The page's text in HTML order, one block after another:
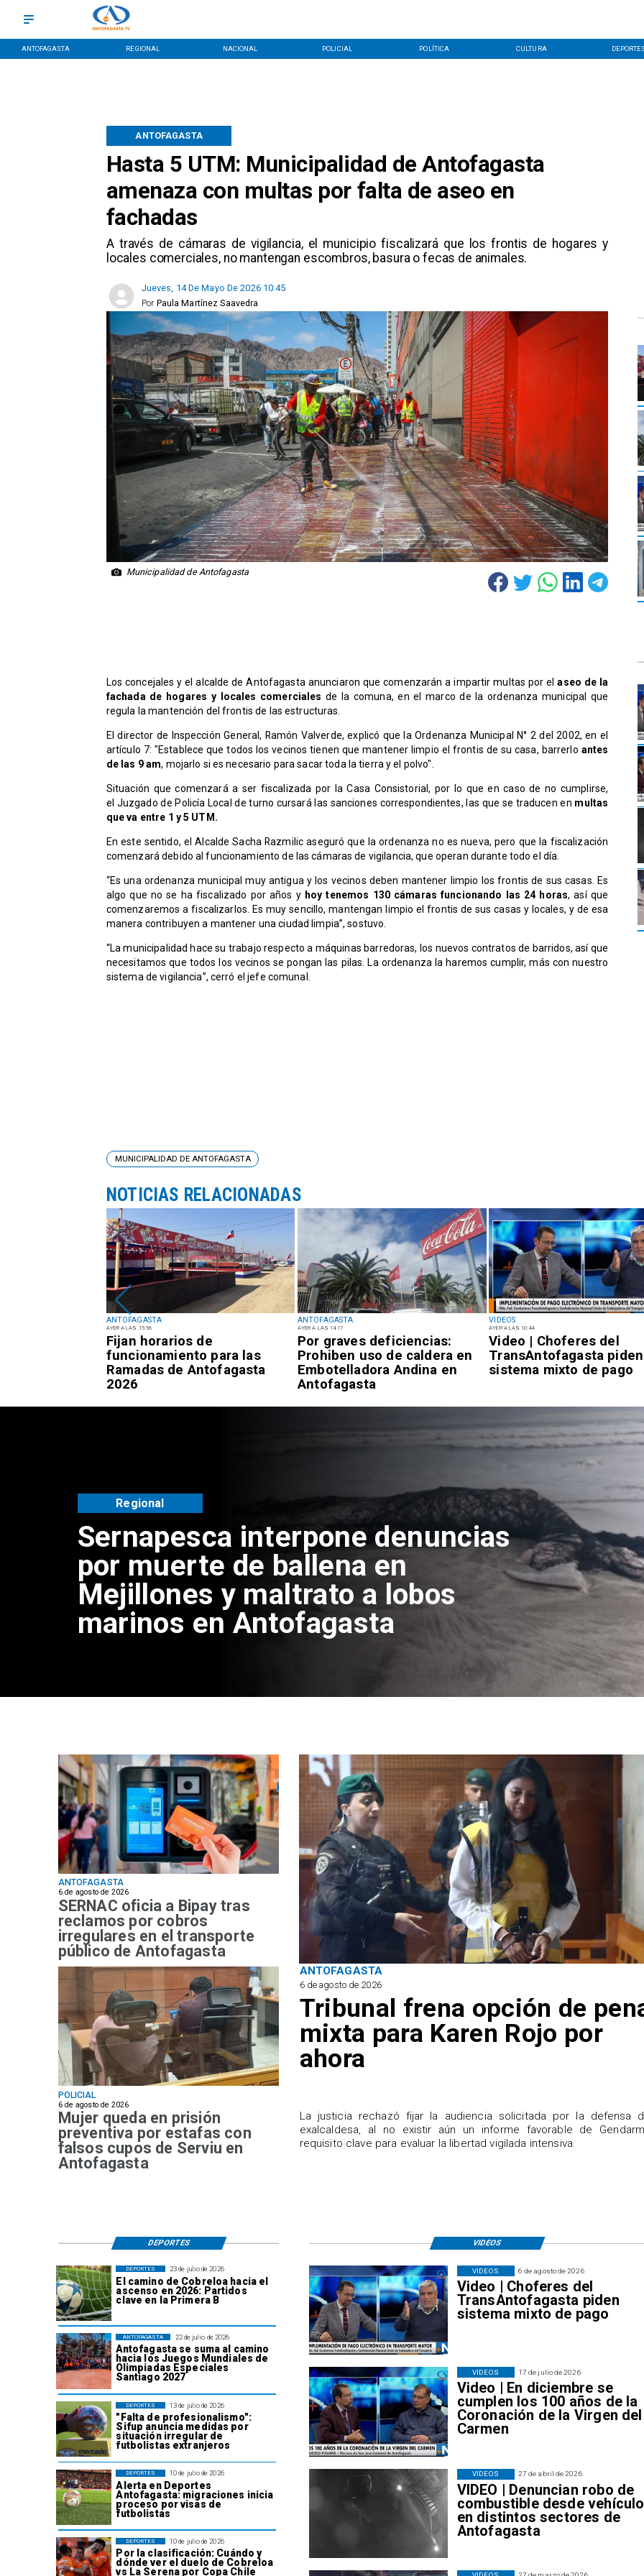
ANTOFAGASTA REGIONAL NACIONAL POLICIAL POLÍTICA CULTURA
Hasta 5 UTM: Municipalidad de Antofagasta
amenaza con multas por falta de aseo en
fachadas
A través de cámaras de vigilancia, el municipio fiscalizará que los frontis de hogares y
locales comerciales, no mantengan escombros, basura o fecas de animales.
ANTOFAGASTA
Jueves, 14 De Mayo De 2026 10:45
Paula Martínez Saavedra
Por
Municipalidad de Antofagasta
Los concejales y el alcalde de Antofagasta anunciaron que comenzarán a impartir multas por elaseo de la
fachada de hogares y locales comercialesde la comuna, en el marco de la ordenanza municipal que
regula la mantención del frontis de las estructuras.
El director de Inspección General, Ramón Valverde, explicó que la Ordenanza Municipal N° 2 del 2002, en el
artículo 7: "Establece que todos los vecinos tienen que mantener limpio el frontis de su casa, barrerlo antes
de las 9 am, mojarlo si es necesario para sacar toda la tierra y el polvo".
Situación que comenzará a ser fiscalizada por la Casa Consistorial, por lo que en caso de no cumplirse,
el Juzgado de Policía Local de turno cursará las sanciones correspondientes, las que se traducen en multas
que va entre 1 y 5 UTM.
En este sentido, el Alcalde Sacha Razmilic aseguró que la ordenanza no es nueva, pero que la fiscalización
comenzará debido al funcionamiento de las cámaras de vigilancia, que operan durante todo el día.
“Es una ordenanza municipal muy antigua y los vecinos deben mantener limpio los frontis de sus casas. Es
algo que no se ha fiscalizado por años y hoy tenemos 130 cámaras funcionando las 24 horas, así que
comenzaremos a fiscalizarlos. Es muy sencillo, mantengan limpio el frontis de sus casas y locales, y de esa
manera contribuyen a mantener una ciudad limpia”, sostuvo.
​“La municipalidad hace su trabajo respecto a máquinas barredoras, los nuevos contratos de barridos, así que
necesitamos que todos los vecinos se pongan las pilas. La ordenanza la haremos cumplir, más con nuestro
sistema de vigilancia”, cerró el jefe comunal.
ANTOFAGASTA
AYER A LAS 15:56
Fijan horarios de
funcionamiento para las
Ramadas de Antofagasta
2026
ANTOFAGASTA
AYER A LAS 14:17
Por graves deficiencias:
Prohiben uso de caldera en
Embotelladora Andina en
Antofagasta
VIDEOS
AYER A LAS 10:44
Video | Choferes del
TransAntofagasta piden
sistema mixto de pago
MUNICIPALIDAD DE ANTOFAGASTA
NOTICIAS RELACIONADAS
Sernapesca interpone denuncias
por muerte de ballena en
Mejillones y maltrato a lobos
marinos en Antofagasta
Regional
ANTOFAGASTA
6 de agosto de 2026
SERNAC oficia a Bipay tras
reclamos por cobros
irregulares en el transporte
público de Antofagasta
ANTOFAGASTA
6 de agosto de 2026
Tribunal frena opción de
mixta para Karen Rojo por
ahora
​La justicia rechazó fijar la audiencia solicitada por la defensa
exalcaldesa, al no existir aún un informe favorable de
requisito clave para evaluar la libertad vigilada intensiva.
POLICIAL
6 de agosto de 2026
Mujer queda en prisión
preventiva por estafas con
falsos cupos de Serviu en
Antofagasta
23 de julio de 2026
El camino de Cobreloa hacia el
ascenso en 2026: Partidos
clave en la Primera B
DEPORTES
22 de julio de 2026
Antofagasta se suma al camino
hacia los Juegos Mundiales de
Olimpiadas Especiales
Santiago 2027
ANTOFAGASTA
13 de julio de 2026
"Falta de profesionalismo":
Sifup anuncia medidas por
situación irregular de
futbolistas extranjeros
DEPORTES
10 de julio de 2026
Alerta en Deportes
Antofagasta: migraciones inicia
proceso por visas de
futbolistas
DEPORTES
10 de julio de 2026
Por la clasificación: Cuándo y
dónde ver el duelo de Cobreloa
vs La Serena por Copa Chile
DEPORTES
6 de agosto de 2026
Video | Choferes del
TransAntofagasta piden
sistema mixto de pago
VIDEOS
17 de julio de 2026
Video | En diciembre se
cumplen los 100 años de la
Coronación de la Virgen del
Carmen
VIDEOS
27 de abril de 2026
VIDEO | Denuncian robo de
combustible desde
en distintos sectores de
Antofagasta
VIDEOS
VIDEOS
DEPORTES